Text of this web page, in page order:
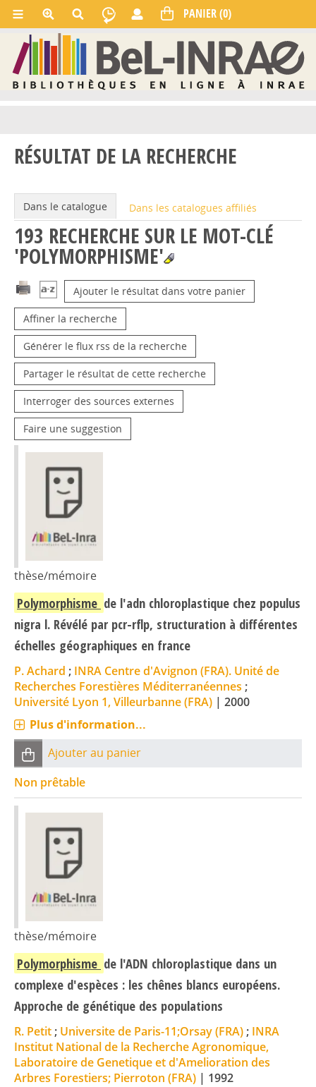
RÉSULTAT DE LA RECHERCHE
Dans le catalogue Dans les catalogues affiliés
193 RECHERCHE SUR LE MOT-CLÉ
'POLYMORPHISME'
Ajouter le résultat dans votre panier
Affiner la recherche
Générer le flux rss de la recherche
Partager le résultat de cette recherche
Interroger des sources externes
Faire une suggestion
thèse/mémoire
Polymorphisme de l'adn chloroplastique chez populus
nigra l. Révélé par pcr-rflp, structuration à différentes
échelles géographiques en france
P. Achard ; INRA Centre d'Avignon (FRA). Unité de
Recherches Forestières Méditerranéennes ;
Université Lyon 1, Villeurbanne (FRA) | 2000
Plus d'information...
Ajouter au panier
Non prêtable
thèse/mémoire
Polymorphisme de l'ADN chloroplastique dans un
complexe d'espèces : les chênes blancs européens.
Approche de génétique des populations
R. Petit; Universite de Paris-11;Orsay (FRA); INRA
Institut National de la Recherche Agronomique,
Laboratoire de Genetique et d'Amelioration des
Arbres Forestiers; Pierroton (FRA) | 1992